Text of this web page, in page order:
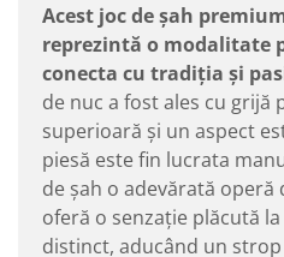
Acest joc de șah
reprezintă o modalitate
conecta cu tradiția și
de nuc a fost ales cu grijă
superioară și un aspect
piesă este fin lucrata
de șah o adevărată
oferă o senzație plăcută
distinct, aducând un